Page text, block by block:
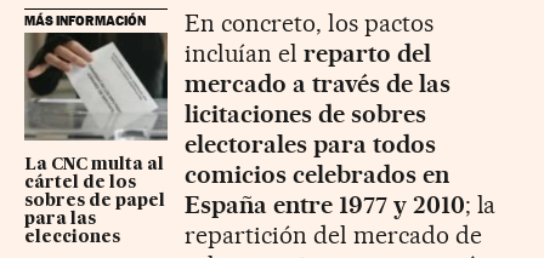
MÁS INFORMACIÓN
La CNC multa al
cártel de los
sobres de papel
para las
elecciones
En concreto, los pactos
incluían el reparto del
mercado a través de las
licitaciones de sobres
electorales para todos
comicios celebrados en
España entre 1977 y 2010; la
repartición del mercado de